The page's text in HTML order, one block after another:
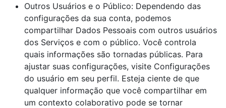
Outros Usuários e o Público: Dependendo das
configurações da sua conta, podemos
compartilhar Dados Pessoais com outros usuários
dos Serviços e com o público. Você controla
quais informações são tornadas públicas. Para
ajustar suas configurações, visite Configurações
do usuário em seu perfil. Esteja ciente de que
qualquer informação que você compartilhar em
um contexto colaborativo pode se tornar